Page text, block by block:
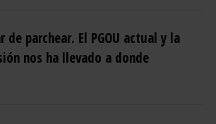
de parchear. El PGOU actual y la
nos ha llevado a donde